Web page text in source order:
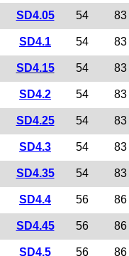
SD4.05 54 83
SD4.1 54 83
SD4.15 54 83
SD4.2 54 83
SD4.25 54 83
SD4.3 54 83
SD4.35 54 83
SD4.4 56 86
SD4.45 56 86
SD4.5 56 86